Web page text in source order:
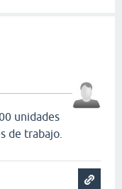
unidades
de trabajo.